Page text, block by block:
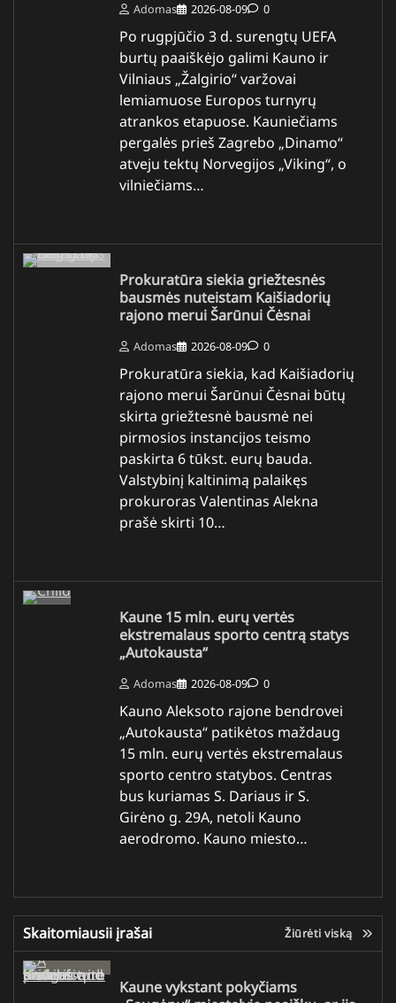
Adomas 2026-08-09 0
Po rugpjūčio 3 d. surengtų UEFA
burtų paaiškėjo galimi Kauno ir
Vilniaus „Žalgirio“ varžovai
lemiamuose Europos turnyrų
atrankos etapuose. Kauniečiams
pergalės prieš Zagrebo „Dinamo“
atveju tektų Norvegijos „Viking“, o
vilniečiams…
Prokuratūra siekia griežtesnės
bausmės nuteistam Kaišiadorių
rajono merui Šarūnui Čėsnai
Adomas 2026-08-09 0
Prokuratūra siekia, kad Kaišiadorių
rajono merui Šarūnui Čėsnai būtų
skirta griežtesnė bausmė nei
pirmosios instancijos teismo
paskirta 6 tūkst. eurų bauda.
Valstybinį kaltinimą palaikęs
prokuroras Valentinas Alekna
prašė skirti 10…
Kaune 15 mln. eurų vertės
ekstremalaus sporto centrą statys
„Autokausta“
Adomas 2026-08-09 0
Kauno Aleksoto rajone bendrovei
„Autokausta“ patikėtos maždaug
15 mln. eurų vertės ekstremalaus
sporto centro statybos. Centras
bus kuriamas S. Dariaus ir S.
Girėno g. 29A, netoli Kauno
aerodromo. Kauno miesto…
Skaitomiausii įrašai Žiūrėti viską
Kaune vykstant pokyčiams